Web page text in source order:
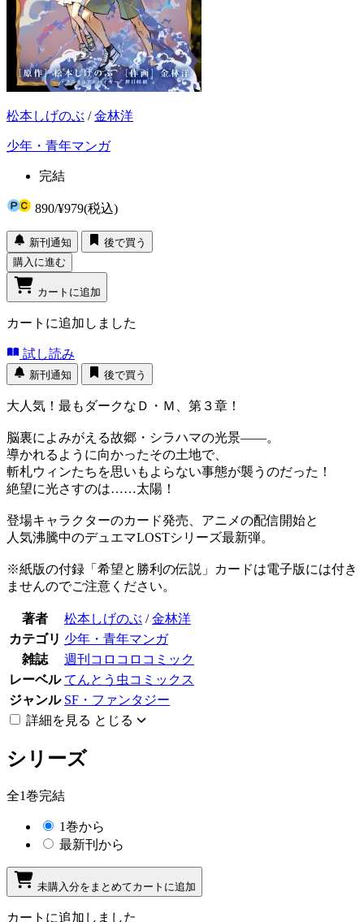
松本しげのぶ /金林洋
少年・青年マンガ
完結
890/¥979(税込)
新刊通知
後で買う
購入に進む
カートに追加
カートに追加しました
試し読み
新刊通知 後で買う
大人気！最もダークなＤ・Ｍ、第３章！
脳裏によみがえる故郷・シラハマの光景――。
導かれるように向かったその土地で、
斬札ウィンたちを思いもよらない事態が襲うのだった！
絶望に光さすのは……太陽！
登場キャラクターのカード発売、アニメの配信開始と
人気沸騰中のデュエマLOSTシリーズ最新弾。
※紙版の付録「希望と勝利の伝説」カードは電子版には付き
ませんのでご注意ください。
著者 松本しげのぶ /金林洋
カテゴリ 少年・青年マンガ
雑誌
週刊コロコロコミック
レーベル てんとう虫コミックス
ジャンル SF・ファンタジー
詳細を見る とじる
シリーズ
全1巻完結
1巻から
最新刊から
未購入分をまとめてカートに追加
カートに追加しました